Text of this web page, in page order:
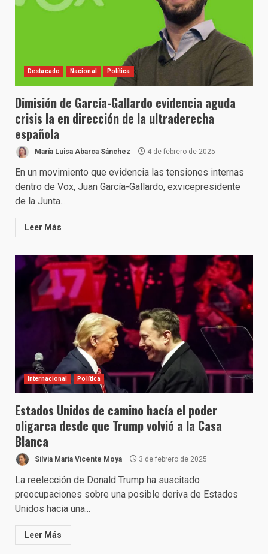
Destacado Nacional Política
Dimisión de García-Gallardo evidencia aguda
crisis la en dirección de la ultraderecha
española
María Luisa Abarca Sánchez 4 de febrero de 2025
En un movimiento que evidencia las tensiones internas
dentro de Vox, Juan García-Gallardo, exvicepresidente
de la Junta...
Leer Más
Internacional Política
Estados Unidos de camino hacía el poder
oligarca desde que Trump volvió a la Casa
Blanca
Silvia María Vicente Moya 3 de febrero de 2025
La reelección de Donald Trump ha suscitado
preocupaciones sobre una posible deriva de Estados
Unidos hacia una...
Leer Más